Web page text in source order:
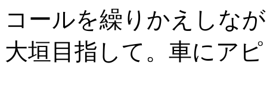
コールを繰りかえしな
大垣目指して。車にア